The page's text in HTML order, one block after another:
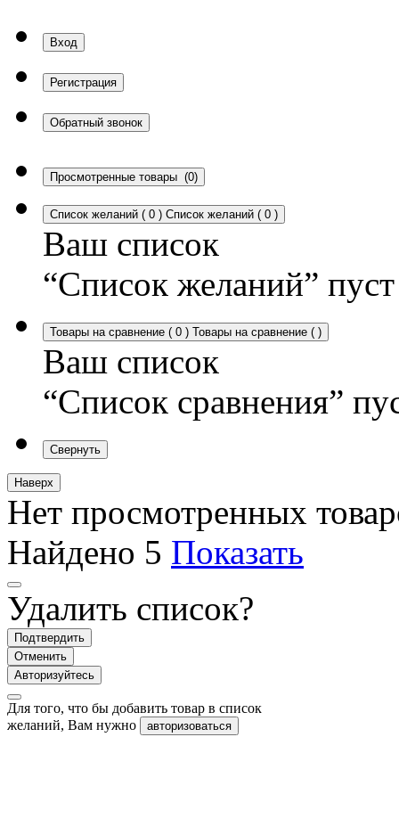
Вход
Регистрация
Обратный звонок
Просмотренные товары (0)
Список желаний ( 0 ) Список желаний ( 0 )
Ваш список
“Список желаний” пуст
Товары на сравнение ( 0 ) Товары на сравнение ( )
Ваш список
“Список сравнения”
Свернуть
Наверх
Нет просмотренных
Найдено 5 Показать
Удалить список?
Подтвердить
Отменить
Авторизуйтесь
Для того, что бы добавить товар в список
желаний, Вам нужно
авторизоваться